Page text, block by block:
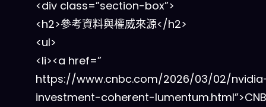
<div class=”section-box”>
<h2>參考資料與權威來源</h2>
<ul>
<li><a href=”
https://www.cnbc.com/2026/03/02/
investment-coherent-